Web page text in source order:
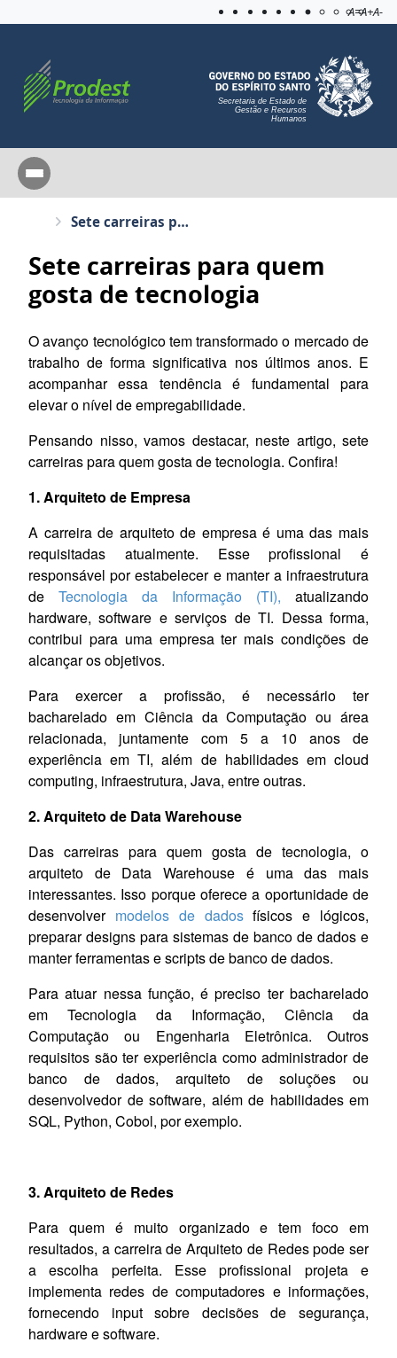
Aplicar
A=A+A-
Secretaria de Estado de
Gestão e Recursos
Humanos
Sete carreiras para quem gosta de tecnologia
Sete carreiras para quem
gosta de tecnologia
O avanço tecnológico tem transformado o mercado de
trabalho de forma significativa nos últimos anos. E
acompanhar essa tendência é fundamental para
elevar o nível de empregabilidade.
Pensando nisso, vamos destacar, neste artigo, sete
carreiras para quem gosta de tecnologia. Confira!
1. Arquiteto de Empresa
A carreira de arquiteto de empresa é uma das mais
requisitadas atualmente. Esse profissional é
responsável por estabelecer e manter a infraestrutura
de Tecnologia da Informação (TI), atualizando
hardware, software e serviços de TI. Dessa forma,
contribui para uma empresa ter mais condições de
alcançar os objetivos.
Para exercer a profissão, é necessário ter
bacharelado em Ciência da Computação ou área
relacionada, juntamente com 5 a 10 anos de
experiência em TI, além de habilidades em cloud
computing, infraestrutura, Java, entre outras.
2. Arquiteto de Data Warehouse
Das carreiras para quem gosta de tecnologia, o
arquiteto de Data Warehouse é uma das mais
interessantes. Isso porque oferece a oportunidade de
desenvolver modelos de dadosfísicos e lógicos,
preparar designs para sistemas de banco de dados e
manter ferramentas e scripts de banco de dados.
Para atuar nessa função, é preciso ter bacharelado
em Tecnologia da Informação, Ciência da
Computação ou Engenharia Eletrônica. Outros
requisitos são ter experiência como administrador de
banco de dados, arquiteto de soluções ou
desenvolvedor de software, além de habilidades em
SQL, Python, Cobol, por exemplo.
3. Arquiteto de Redes
Para quem é muito organizado e tem foco em
resultados, a carreira de Arquiteto de Redes pode ser
a escolha perfeita. Esse profissional projeta e
implementa redes de computadores e informações,
fornecendo input sobre decisões de segurança,
hardware e software.